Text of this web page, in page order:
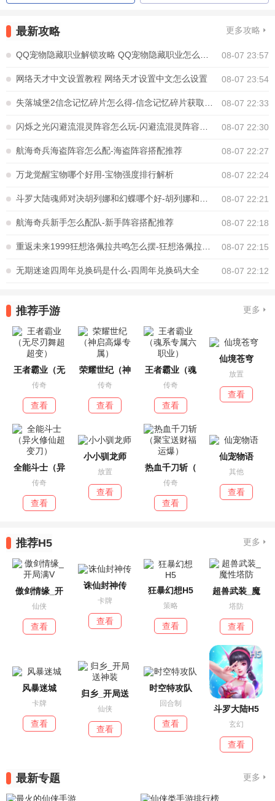
最新攻略 更多攻略
QQ宠物隐藏职业解锁攻略 QQ宠物隐藏职业怎么解锁 08-07 23:57
网络天才中文设置教程 网络天才设置中文怎么设置 08-07 23:54
失落城堡2信念记忆碎片怎么得-信念记忆碎片获取方法 08-07 22:33
闪烁之光闪避流混灵阵容怎么玩-闪避流混灵阵容搭配推荐 08-07 22:30
航海奇兵海盗阵容怎么配-海盗阵容搭配推荐 08-07 22:27
万龙觉醒宝物哪个好用-宝物强度排行解析 08-07 22:24
斗罗大陆魂师对决胡列娜和幻蝶哪个好-胡列娜和幻蝶选择推荐 08-07 22:21
航海奇兵新手怎么配队-新手阵容搭配推荐 08-07 22:18
重返未来1999狂想洛佩拉共鸣怎么摆-狂想洛佩拉共鸣摆放推荐 08-07 22:15
无期迷途四周年兑换码是什么-四周年兑换码大全 08-07 22:12
推荐手游 更多
王者霸业（无
传奇
查看
荣耀世纪（神
传奇
查看
王者霸业（魂
传奇
查看
仙境苍穹
放置
查看
全能斗士（异
传奇
查看
小小驯龙师
放置
查看
热血千刀斩（
传奇
查看
仙宠物语
其他
查看
推荐H5 更多
傲剑情缘_开
仙侠
查看
诛仙封神传
卡牌
查看
狂暴幻想H5
策略
查看
超兽武装_魔
塔防
查看
风暴迷城
卡牌
查看
归乡_开局送
仙侠
查看
时空特攻队
回合制
查看
斗罗大陆H5
玄幻
查看
最新专题 更多